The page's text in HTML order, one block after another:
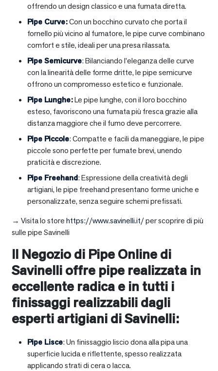
offrendo un design classico e una fumata diretta.
Pipe Curve:Con un bocchino curvato che porta il
fornello più vicino al fumatore, le pipe curve combinano
comfort e stile, ideali per una presa rilassata.
Pipe Semicurve: Bilanciando l’eleganza delle curve
con la linearità delle forme dritte, le pipe semicurve
offrono un compromesso estetico e funzionale.
Pipe Lunghe:Le pipe lunghe, con il loro bocchino
esteso, favoriscono una fumata più fresca grazie alla
distanza maggiore che il fumo deve percorrere.
Pipe Piccole: Compatte e facili da maneggiare, le pipe
piccole sono perfette per fumate brevi, unendo
praticità e discrezione.
Pipe Freehand: Espressione della creatività degli
artigiani, le pipe freehand presentano forme uniche e
personalizzate, senza seguire schemi prefissati.
→ Visita lo storehttps://www.savinelli.it/per scoprire di più
sulle pipe Savinelli
Il Negozio di Pipe Online di
Savinelli offre pipe realizzata in
eccellente radica e in tutti i
finissaggi realizzabili dagli
esperti artigiani di Savinelli:
Pipe Lisce: Un finissaggio liscio dona alla pipa una
superficie lucida e riflettente, spesso realizzata
applicando strati di cera o lacca.